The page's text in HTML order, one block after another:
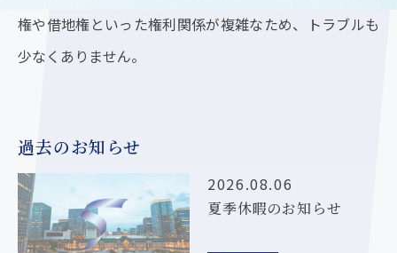
権や借地権といった権利関係が複雑なため、トラブルも
少なくありません。
過去のお知らせ
2026.08.06
夏季休暇のお知らせ